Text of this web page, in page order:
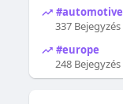
#automotive
337 Bejegyzés
#europe
248 Bejegyzés